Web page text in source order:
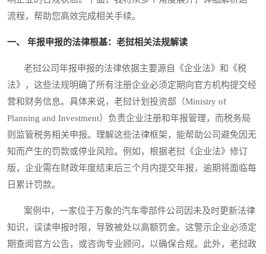
流程，帮助您高效完成相关手续。
一、 年报申报的法律根基：老挝相关法规解读
老挝公司年报申报的法律依据主要源自《企业法》和《税
法》，这些法规明确了所有注册企业必须定期向官方机构提交经
营和财务信息。具体来说，老挝计划投资部（Ministry of
Planning and Investment）负责企业注册和年报管理，而税务局
则监管税务相关申报。理解这些法律框架，能帮助公司避免因无
知而产生的罚款或停业风险。例如，根据老挝《企业法》修订
版，企业需在财政年度结束后三个月内提交年报，逾期将面临每
日累计罚款。
案例中，一家位于万象的汽车零部件公司因未及时更新法律
知识，误读申报时限，导致被处以高额罚金。这警示企业必须定
期查阅官方公告，或咨询专业顾问，以确保合规。此外，老挝政